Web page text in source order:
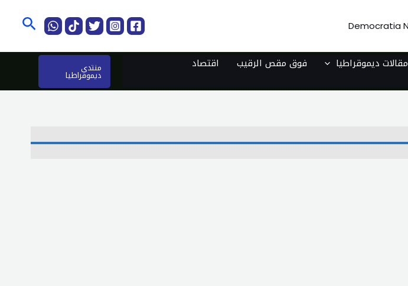
مقالات ديموقراطيا فوق مقص الرقيب
اقتصاد
منتدى
ديموقراطيا